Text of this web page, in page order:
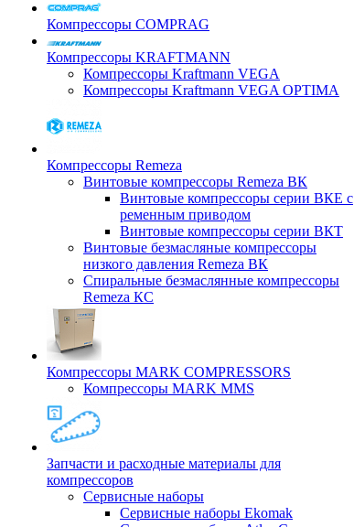
Компрессоры COMPRAG
Компрессоры KRAFTMANN
Компрессоры Kraftmann VEGA
Компрессоры Kraftmann VEGA OPTIMA
Компрессоры Remeza
Винтовые компрессоры Remeza ВК
Винтовые компрессоры серии ВКЕ с
ременным приводом
Винтовые компрессоры серии ВКТ
Винтовые безмасляные компрессоры
низкого давления Remeza ВК
Спиральные безмаслянные компрессоры
Remeza КС
Компрессоры MARK COMPRESSORS
Компрессоры MARK MMS
Запчасти и расходные материалы для
компрессоров
Cервисные наборы
Сервисные наборы Ekomak